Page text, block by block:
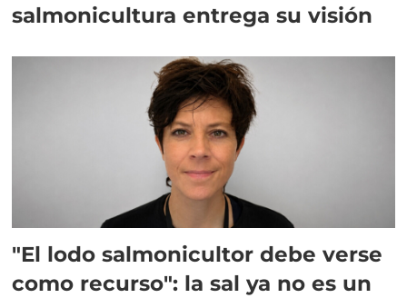
salmonicultura entrega su visión
"El lodo salmonicultor debe verse
como recurso": la sal ya no es un